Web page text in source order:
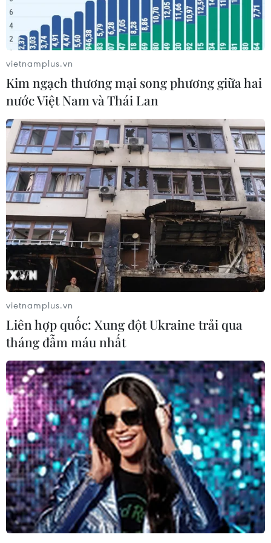
Trẻ em Palestine xếp hàng chờ được phát thực phẩm viện trợ
tại Gaza ngày 19/4/2025. (Ảnh: THX/TTXVN)
Giám đốc Cơ quan tình báo quốc gia Thổ Nhĩ Kỳ,
ông Ibrahim Kalin, ngày 19/4 đã gặp phái đoàn
cấp cao của phong trào Hồi giáo Hamas ở Dải
Gaza nhằm thảo luận về công tác viện trợ nhân
đạo cho khu vực đang bị xung đột tàn phá nặng
nề này.
Theo hãng thông tấn Anadolu của Thổ Nhĩ Kỳ,
trong số thành viên của phái đoàn Hamas có
ông Mohammad Darwish, người đứng đầu Hội
đồng Shura của Hamas.
Ngoài nội dung về cung cấp viện trợ nhân đạo
cho Gaza, hai bên cũng thảo luận về sáng kiến
đảm bảo lệnh ngừng bắn toàn diện và lâu dài,
đồng thời ngăn chặn Israel di dời người
Palestine khỏi Gaza.
Tại cuộc gặp, ông Kalin khẳng định Ankara sẽ
kiên quyết phản đối bất kỳ nỗ lực mới nào
nhằm chiếm đóng hoặc sáp nhập lãnh thổ
vietnamplus.vn
Kim ngạch thương mại song phương giữa hai
nước Việt Nam và Thái Lan
vietnamplus.vn
Liên hợp quốc: Xung đột Ukraine trải qua
tháng đẫm máu nhất